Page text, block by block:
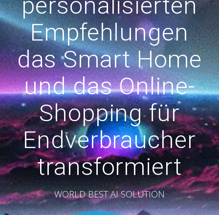
Empfehlungen
das Smart Home
und das Online-
Shopping für
Endverbraucher
transformiert
WORLD BEST AI SOLUTION